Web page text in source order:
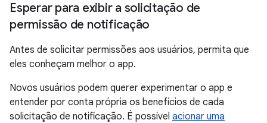
Esperar para exibir a solicitação de
permissão de notificação
Antes de solicitar permissões aos usuários, permita que
eles conheçam melhor o app.
Novos usuários podem querer experimentar o app e
entender por conta própria os benefícios de cada
solicitação de notificação. É possível acionar uma